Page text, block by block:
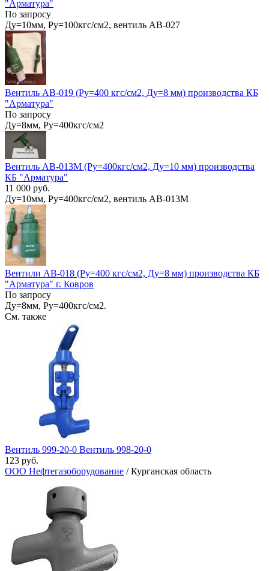
"Арматура"
По запросу
Ду=10мм, Ру=100кгс/см2, вентиль АВ-027
Вентиль АВ-019 (Ру=400 кгс/см2, Ду=8 мм) производства КБ
"Арматура"
По запросу
Ду=8мм, Ру=400кгс/см2
Вентиль АВ-013М (Ру=400кгс/см2, Ду=10 мм) производства
КБ "Арматура"
11 000 руб.
Ду=10мм, Ру=400кгс/см2, вентиль АВ-013М
Вентили АВ-018 (Ру=400 кгс/см2, Ду=8 мм) производства КБ
"Арматура" г. Ковров
По запросу
Ду=8мм, Ру=400кгс/см2.
См. также
Вентиль 999-20-0 Вентиль 998-20-0
123 руб.
ООО Нефтегазоборудование / Курганская область